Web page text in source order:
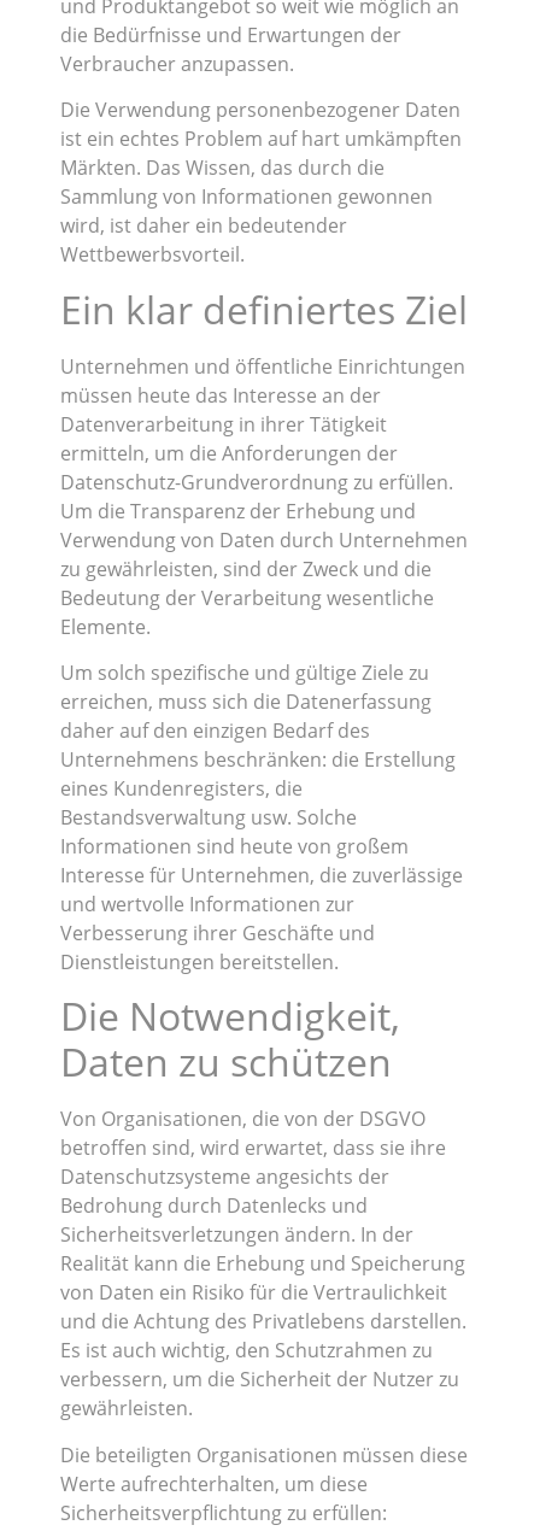
und Produktangebot so weit wie möglich an
die Bedürfnisse und Erwartungen der
Verbraucher anzupassen.
Die Verwendung personenbezogener Daten
ist ein echtes Problem auf hart umkämpften
Märkten. Das Wissen, das durch die
Sammlung von Informationen gewonnen
wird, ist daher ein bedeutender
Wettbewerbsvorteil.
Ein klar definiertes Ziel
Unternehmen und öffentliche Einrichtungen
müssen heute das Interesse an der
Datenverarbeitung in ihrer Tätigkeit
ermitteln, um die Anforderungen der
Datenschutz-Grundverordnung zu erfüllen.
Um die Transparenz der Erhebung und
Verwendung von Daten durch Unternehmen
zu gewährleisten, sind der Zweck und die
Bedeutung der Verarbeitung wesentliche
Elemente.
Um solch spezifische und gültige Ziele zu
erreichen, muss sich die Datenerfassung
daher auf den einzigen Bedarf des
Unternehmens beschränken: die Erstellung
eines Kundenregisters, die
Bestandsverwaltung usw. Solche
Informationen sind heute von großem
Interesse für Unternehmen, die zuverlässige
und wertvolle Informationen zur
Verbesserung ihrer Geschäfte und
Dienstleistungen bereitstellen.
Die Notwendigkeit,
Daten zu schützen
Von Organisationen, die von der DSGVO
betroffen sind, wird erwartet, dass sie ihre
Datenschutzsysteme angesichts der
Bedrohung durch Datenlecks und
Sicherheitsverletzungen ändern. In der
Realität kann die Erhebung und Speicherung
von Daten ein Risiko für die Vertraulichkeit
und die Achtung des Privatlebens darstellen.
Es ist auch wichtig, den Schutzrahmen zu
verbessern, um die Sicherheit der Nutzer zu
gewährleisten.
Die beteiligten Organisationen müssen diese
Werte aufrechterhalten, um diese
Sicherheitsverpflichtung zu erfüllen: